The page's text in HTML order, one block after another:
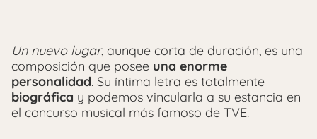
Un nuevo lugar, aunque corta de duración, es una
composición que posee una enorme
personalidad. Su íntima letra es totalmente
biográfica y podemos vincularla a su estancia en
el concurso musical más famoso de TVE.